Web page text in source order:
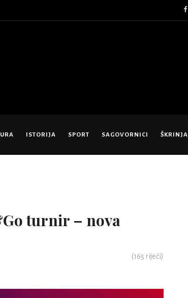
ISTORIJA SPORT SAGOVORNICI ŠKRINJA
turnir – nova
(165 riječi)